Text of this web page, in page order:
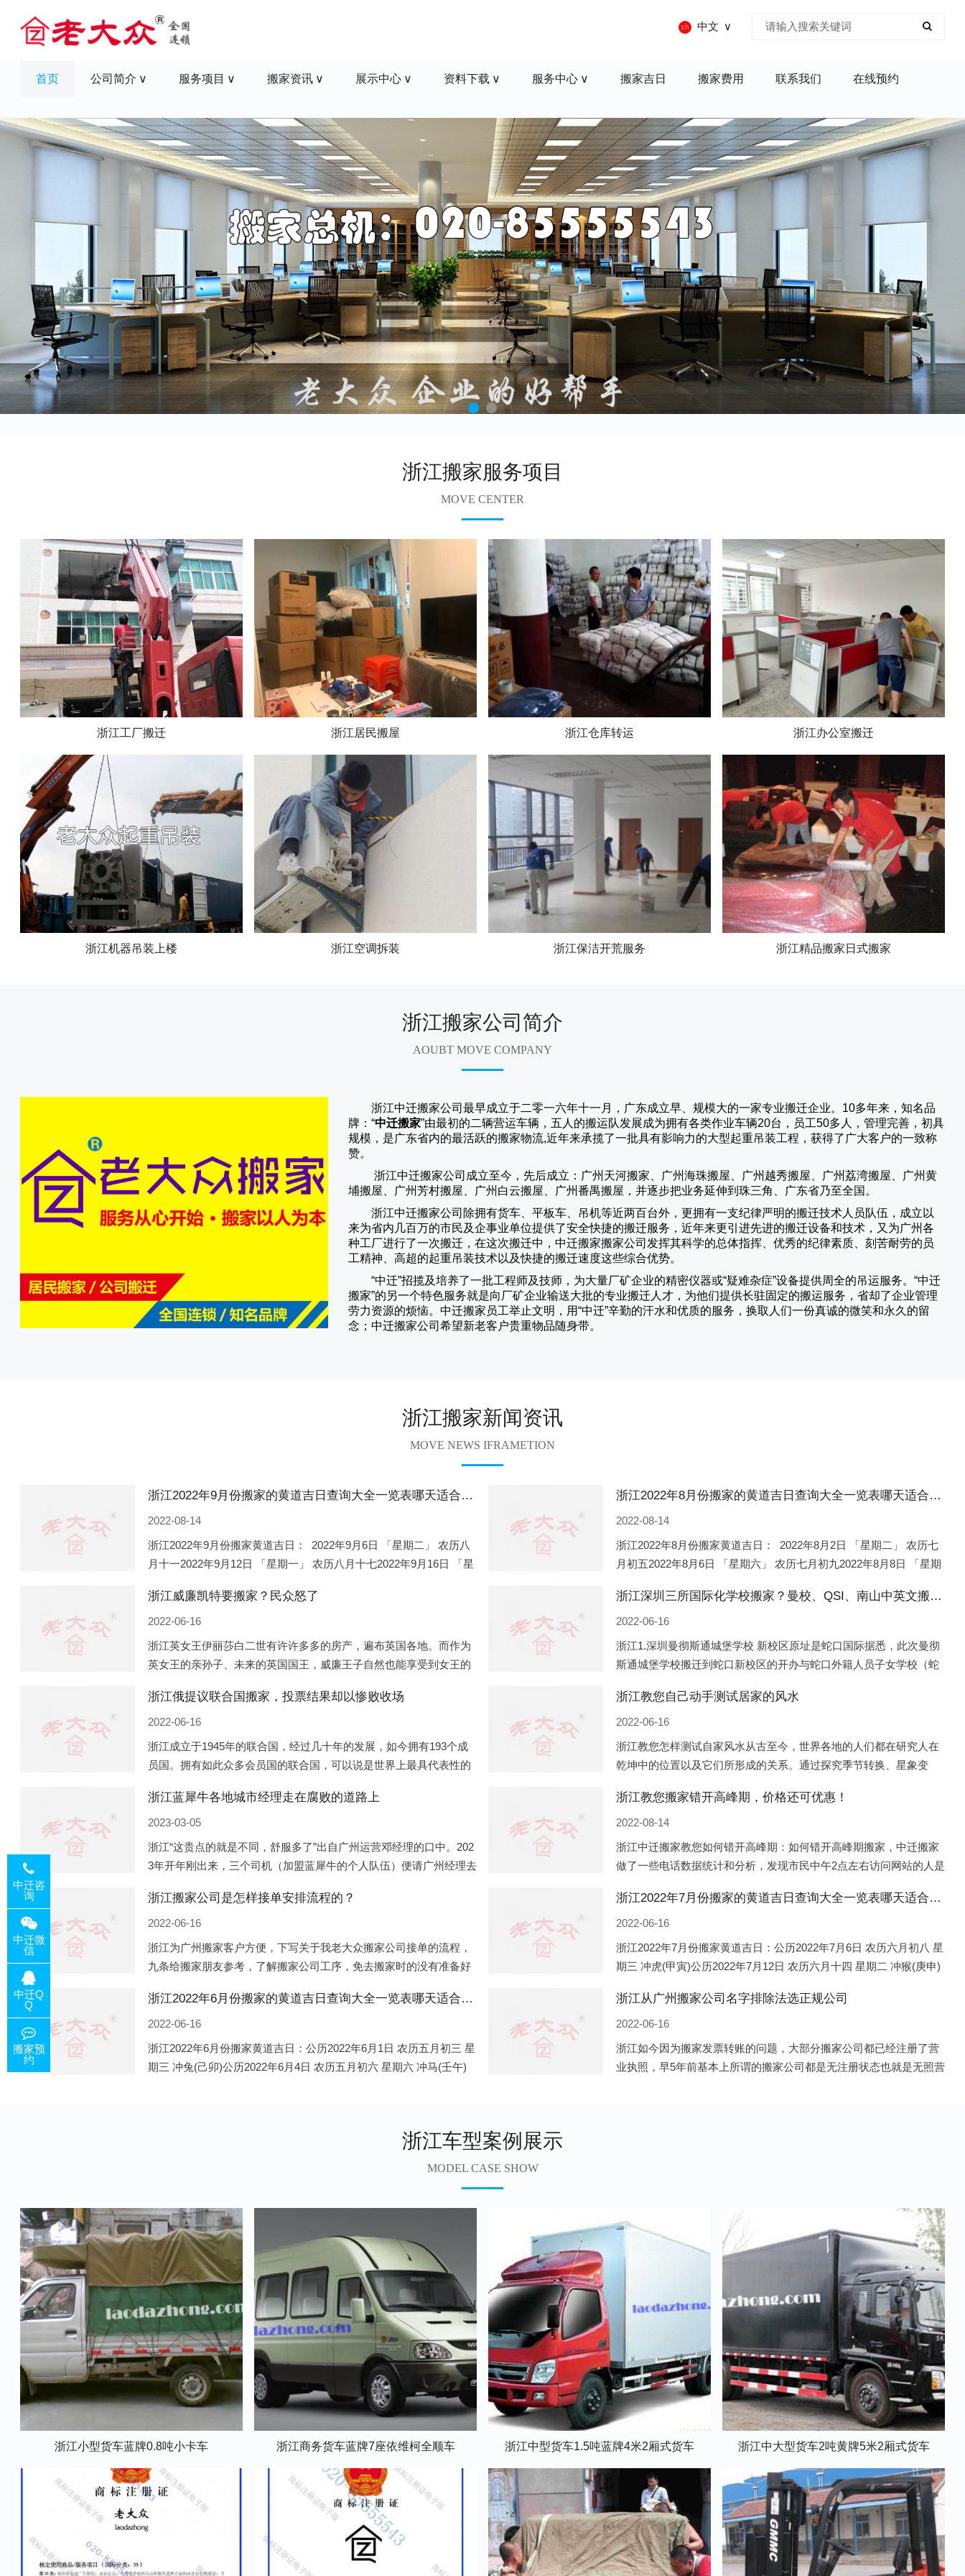
中文
首页 公司简介 服务项目 搬家资讯 展示中心 资料下载 服务中心 搬家吉日 搬家费用 联系我们 在线预约
浙江搬家服务项目
MOVE CENTER
浙江工厂搬迁 浙江居民搬屋 浙江仓库转运 浙江办公室搬迁
浙江机器吊装上楼 浙江空调拆装 浙江保洁开荒服务 浙江精品搬家日式搬家
浙江搬家公司简介
AOUBT MOVE COMPANY
浙江中迁搬家公司最早成立于二零一六年十一月，广东成立早、规模大的一家专业搬迁企业。10多年来，知名品
牌：“中迁搬家”由最初的二辆营运车辆，五人的搬运队发展成为拥有各类作业车辆20台，员工50多人，管理完善，初具
规模，是广东省内的最活跃的搬家物流,近年来承揽了一批具有影响力的大型起重吊装工程，获得了广大客户的一致称
赞。
浙江中迁搬家公司成立至今，先后成立：广州天河搬家、广州海珠搬屋、广州越秀搬屋、广州荔湾搬屋、广州黄
埔搬屋、广州芳村搬屋、广州白云搬屋、广州番禺搬屋，并逐步把业务延伸到珠三角、广东省乃至全国。
浙江中迁搬家公司除拥有货车、平板车、吊机等近两百台外，更拥有一支纪律严明的搬迁技术人员队伍，成立以
来为省内几百万的市民及企事业单位提供了安全快捷的搬迁服务，近年来更引进先进的搬迁设备和技术，又为广州各
种工厂进行了一次搬迁，在这次搬迁中，中迁搬家搬家公司发挥其科学的总体指挥、优秀的纪律素质、刻苦耐劳的员
工精神、高超的起重吊装技术以及快捷的搬迁速度这些综合优势。
“中迁”招揽及培养了一批工程师及技师，为大量厂矿企业的精密仪器或“疑难杂症”设备提供周全的吊运服务。“中迁
搬家”的另一个特色服务就是向厂矿企业输送大批的专业搬迁人才，为他们提供长驻固定的搬运服务，省却了企业管理
劳力资源的烦恼。中迁搬家员工举止文明，用“中迁”辛勤的汗水和优质的服务，换取人们一份真诚的微笑和永久的留
念；中迁搬家公司希望新老客户贵重物品随身带。
浙江搬家新闻资讯
MOVE NEWS IFRAMETION
浙江2022年9月份搬家的黄道吉日查询大全一览表哪天适合搬家好日子
2022-08-14
浙江2022年9月份搬家黄道吉日： 2022年9月6日 「星期二」 农历八
月十一2022年9月12日 「星期一」 农历八月十七2022年9月16日 「星
浙江2022年8月份搬家的黄道吉日查询大全一览表哪天适合搬家好日子
2022-08-14
浙江2022年8月份搬家黄道吉日： 2022年8月2日 「星期二」 农历七
月初五2022年8月6日 「星期六」 农历七月初九2022年8月8日 「星期
浙江威廉凯特要搬家？民众怒了
2022-06-16
浙江英女王伊丽莎白二世有许许多多的房产，遍布英国各地。而作为
英女王的亲孙子、未来的英国国王，威廉王子自然也能享受到女王的
位于伦敦的肯辛顿宫，一处
浙江深圳三所国际化学校搬家？曼校、QSI、南山中英文搬走了
2022-06-16
浙江1.深圳曼彻斯通城堡学校 新校区原址是蛇口国际据悉，此次曼彻
斯通城堡学校搬迁到蛇口新校区的开办与蛇口外籍人员子女学校（蛇
并入蛇口外籍
浙江俄提议联合国搬家，投票结果却以惨败收场
2022-06-16
浙江成立于1945年的联合国，经过几十年的发展，如今拥有193个成
员国。拥有如此众多会员国的联合国，可以说是世界上最具代表性的
美国为首的西方国家
浙江教您自己动手测试居家的风水
2022-06-16
浙江教您怎样测试自家风水从古至今，世界各地的人们都在研究人在
乾坤中的位置以及它们所形成的关系。通过探究季节转换、星象变
同住宅中的人，其一生中的财
浙江蓝犀牛各地城市经理走在腐败的道路上
2023-03-05
浙江“这贵点的就是不同，舒服多了”出自广州运营邓经理的口中。202
3年开年刚出来，三个司机（加盟蓝犀牛的个人队伍）便请广州经理去
费用，燃鹅这样的
浙江教您搬家错开高峰期，价格还可优惠！
2022-08-14
浙江中迁搬家教您如何错开高峰期：如何错开高峰期搬家，中迁搬家
做了一些电话数据统计和分析，发现市民中午2点左右访问网站的人是
多的，网上QQ微
浙江搬家公司是怎样接单安排流程的？
2022-06-16
浙江为广州搬家客户方便，下写关于我老大众搬家公司接单的流程，
九条给搬家朋友参考，了解搬家公司工序，免去搬家时的没有准备好
咨询，初步了解客户搬 家
浙江2022年7月份搬家的黄道吉日查询大全一览表哪天适合搬家好日子
2022-06-16
浙江2022年7月份搬家黄道吉日：公历2022年7月6日 农历六月初八 星
期三 冲虎(甲寅)公历2022年7月12日 农历六月十四 星期二 冲猴(庚申)
浙江2022年6月份搬家的黄道吉日查询大全一览表哪天适合搬家好日子
2022-06-16
浙江2022年6月份搬家黄道吉日：公历2022年6月1日 农历五月初三 星
期三 冲兔(己卯)公历2022年6月4日 农历五月初六 星期六 冲马(壬午)
浙江从广州搬家公司名字排除法选正规公司
2022-06-16
浙江如今因为搬家发票转账的问题，大部分搬家公司都已经注册了营
业执照，早5年前基本上所谓的搬家公司都是无注册状态也就是无照营
浙江车型案例展示
MODEL CASE SHOW
浙江小型货车蓝牌0.8吨小卡车 浙江商务货车蓝牌7座依维柯全顺车 浙江中型货车1.5吨蓝牌4米2厢式货车 浙江中大型货车2吨黄牌5米2厢式货车
中迁咨
询
中迁微
信
中迁Q
Q
搬家预
约